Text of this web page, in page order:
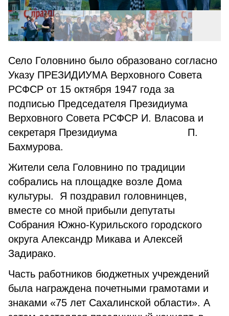
Село Головнино было образовано согласно
Указу ПРЕЗИДИУМА Верховного Совета
РСФСР от 15 октября 1947 года за
подписью Председателя Президиума
Верховного Совета РСФСР И. Власова и
секретаря Президиума П.
Бахмурова.
Жители села Головнино по традиции
собрались на площадке возле Дома
культуры. Я поздравил головнинцев,
вместе со мной прибыли депутаты
Собрания Южно-Курильского городского
округа Александр Микава и Алексей
Задирако.
Часть работников бюджетных учреждений
была награждена почетными грамотами и
знаками «75 лет Сахалинской области». А